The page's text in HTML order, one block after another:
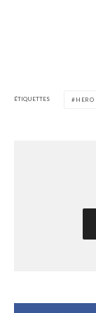
ÉTIQUETTES HERO